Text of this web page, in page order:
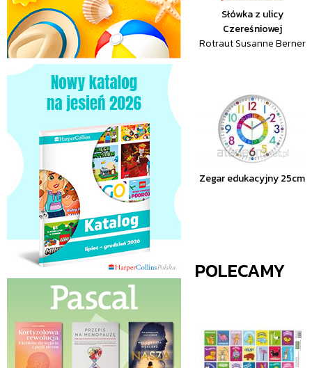
Słówka z ulicy
Czereśniowej
Rotraut Susanne Berner
Zegar edukacyjny 25cm
POLECAMY